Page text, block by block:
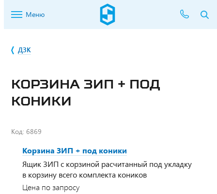
Меню
ДЗК
КОРЗИНА ЗИП + ПОД
КОНИКИ
Код: 6869
Корзина ЗИП + под коники
Ящик ЗИП с корзиной расчитанный под укладку
в корзину всего комплекта коников
Цена по запросу